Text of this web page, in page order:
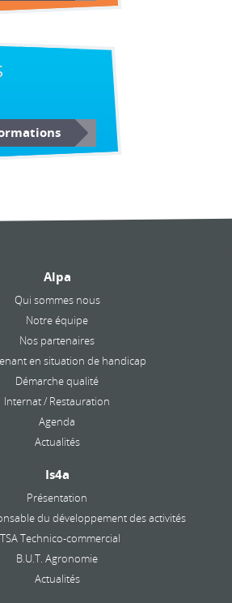
Alpa
Qui sommes nous
Notre équipe
Nos partenaires
en situation de handicap
Démarche qualité
Internat / Restauration
Agenda
Actualités
Is4a
Présentation
du développement des activités
Technico-commercial
B.U.T. Agronomie
Actualités